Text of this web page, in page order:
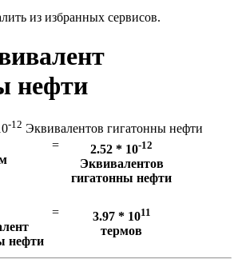
из избранных сервисов.
нефти
-12 Эквивалентов гигатонны нефти
= 2.52 * 10-12
Эквивалентов
гигатонны нефти
нефти
= 3.97 * 1011
термов